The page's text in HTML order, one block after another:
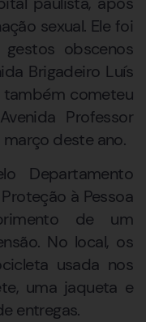
sexual. Ele foi
obscenos
Brigadeiro Luís
também cometeu
Professor
deste ano.
Departamento
à Pessoa
de um
No local, os
usada nos
uma jaqueta e
entregas.